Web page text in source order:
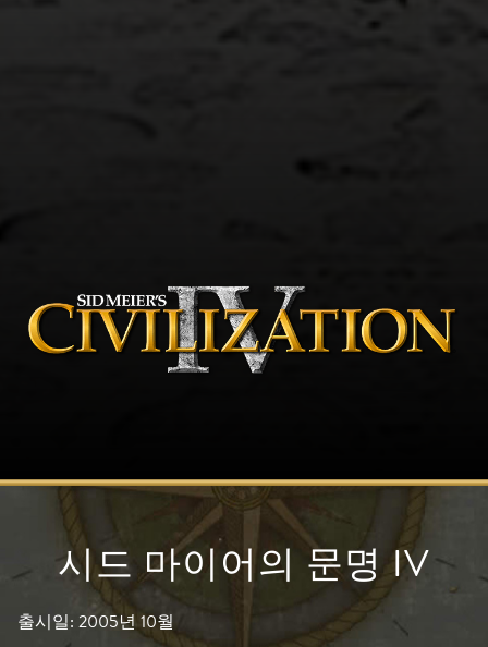
시드 마이어의 문명 IV
출시일: 2005년 10월